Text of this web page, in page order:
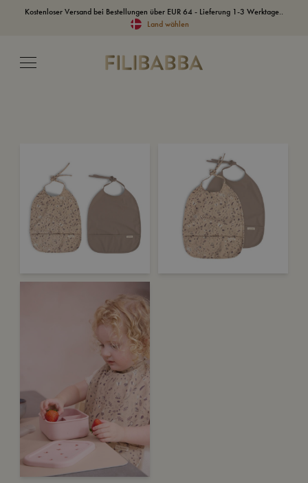
Kostenloser Versand bei Bestellungen über EUR 64 - Lieferung 1-3 Werktage..
Land wählen